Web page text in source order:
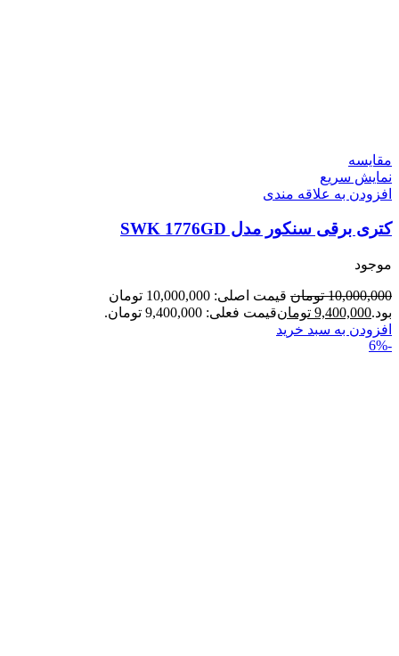
مقايسه
نمایش سریع
افزودن به علاقه مندی
کتری برقی سنکور مدل SWK 1776GD
موجود
10,000,000 تومان
قیمت اصلی: 10,000,000 تومان
بود.9,400,000 تومانقیمت فعلی: 9,400,000 تومان.
افزودن به سبد خرید
-6%